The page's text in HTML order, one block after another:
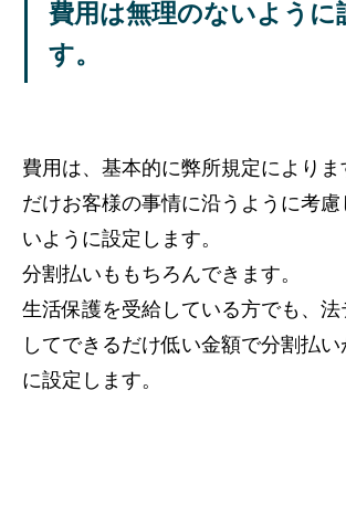
費用は無理のないように
す。
費用は、基本的に弊所規定により
だけお客様の事情に沿うように考
いように設定します。
分割払いももちろんできます。
生活保護を受給している方でも、
してできるだけ低い金額で分割払い
に設定します。